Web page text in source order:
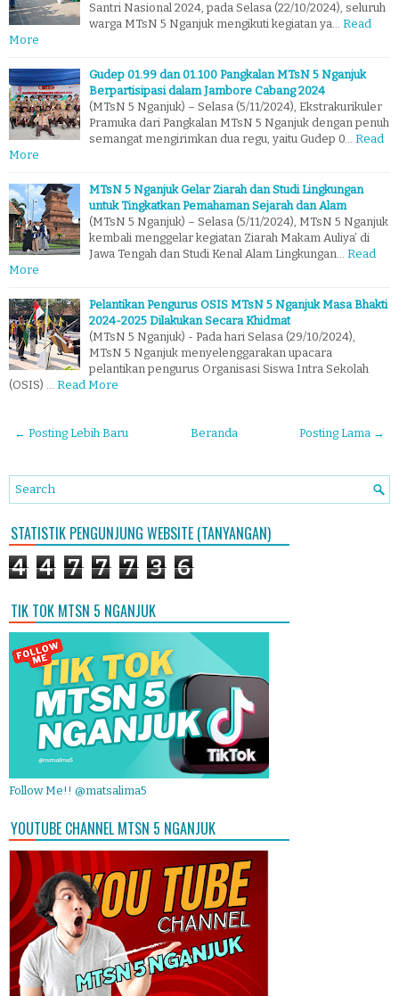
Santri Nasional 2024, pada Selasa (22/10/2024), seluruh
warga MTsN 5 Nganjuk mengikuti kegiatan ya… Read
More
Gudep 01.99 dan 01.100 Pangkalan MTsN 5 Nganjuk
Berpartisipasi dalam Jambore Cabang 2024
(MTsN 5 Nganjuk) – Selasa (5/11/2024), Ekstrakurikuler
Pramuka dari Pangkalan MTsN 5 Nganjuk dengan penuh
semangat mengirimkan dua regu, yaitu Gudep 0… Read
More
MTsN 5 Nganjuk Gelar Ziarah dan Studi Lingkungan
untuk Tingkatkan Pemahaman Sejarah dan Alam
(MTsN 5 Nganjuk) – Selasa (5/11/2024), MTsN 5 Nganjuk
kembali menggelar kegiatan Ziarah Makam Auliya’ di
Jawa Tengah dan Studi Kenal Alam Lingkungan… Read
More
Pelantikan Pengurus OSIS MTsN 5 Nganjuk Masa Bhakti
2024-2025 Dilakukan Secara Khidmat
(MTsN 5 Nganjuk) - Pada hari Selasa (29/10/2024),
MTsN 5 Nganjuk menyelenggarakan upacara
pelantikan pengurus Organisasi Siswa Intra Sekolah
(OSIS) … Read More
← Posting Lebih Baru Posting Lama →
Beranda
STATISTIK PENGUNJUNG WEBSITE (TANYANGAN)
4 4 7 7 7 3 6
TIK TOK MTSN 5 NGANJUK
Follow Me!! @matsalima5
YOUTUBE CHANNEL MTSN 5 NGANJUK